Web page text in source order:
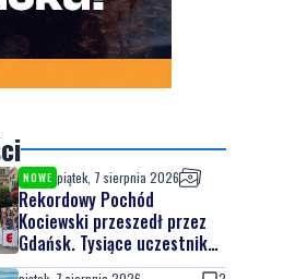
NOWE piątek, 7 sierpnia 2026
Rekordowy Pochód
Kociewski przeszedł przez
Gdańsk. Tysiące uczestników
na jubileuszowej edycji